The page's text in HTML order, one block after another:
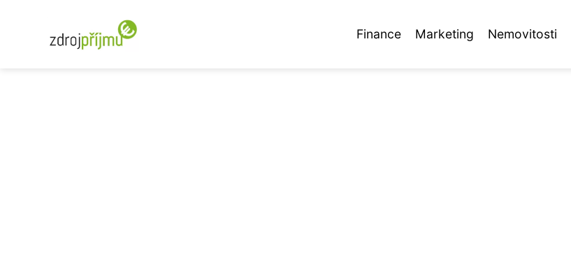
Finance Marketing Nemovitosti